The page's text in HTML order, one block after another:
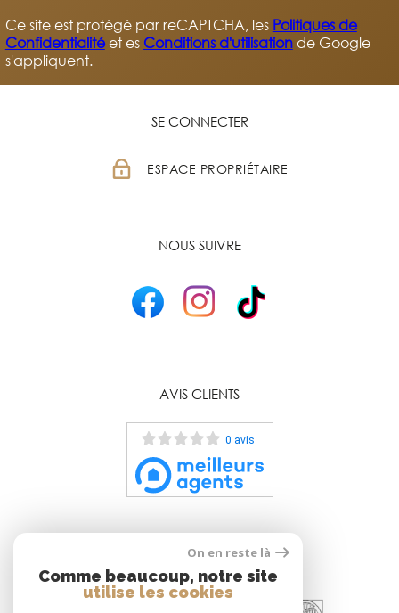
Ce site est protégé par reCAPTCHA, les Politiques de
Confidentialitéet es Conditions d'utilisationde Google
s'appliquent.
SE CONNECTER
ESPACE PROPRIÉTAIRE
NOUS SUIVRE
AVIS CLIENTS
0 avis
ADHÉRENTS
On en reste là
Comme beaucoup, notre site
utilise les cookies